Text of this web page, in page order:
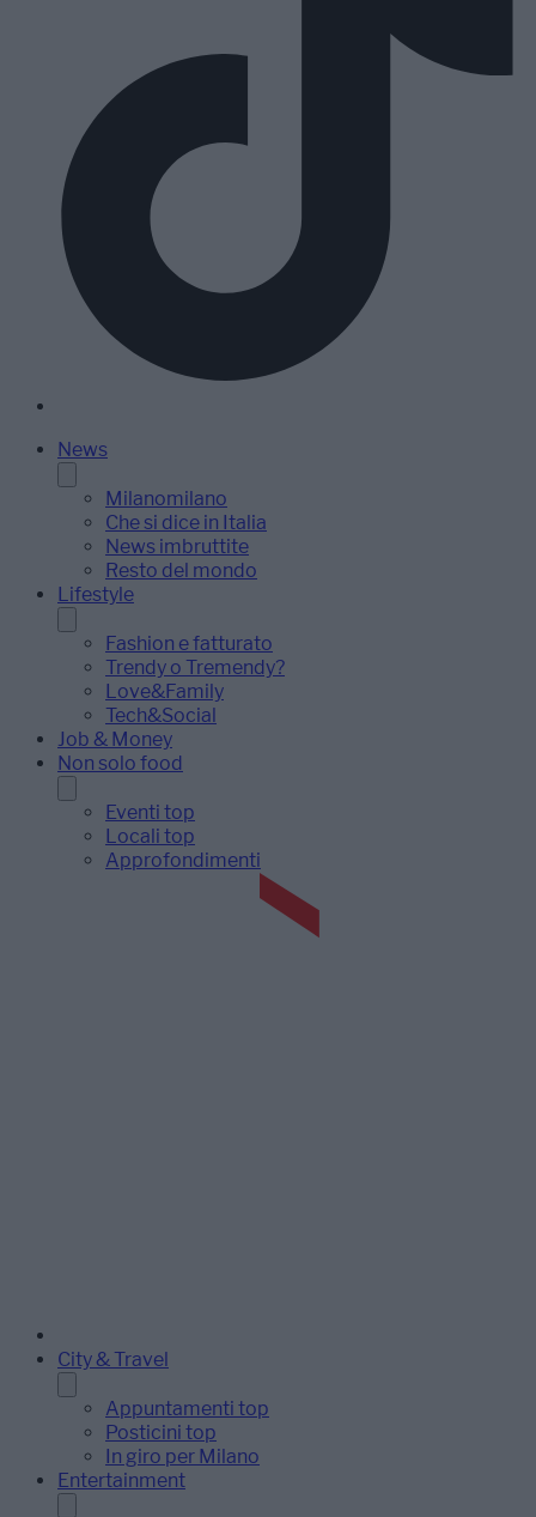
News
Milanomilano
Che si dice in Italia
News imbruttite
Resto del mondo
Lifestyle
Fashion e fatturato
Trendy o Tremendy?
Love&Family
Tech&Social
Job & Money
Non solo food
Eventi top
Locali top
Approfondimenti
City & Travel
Appuntamenti top
Posticini top
In giro per Milano
Entertainment